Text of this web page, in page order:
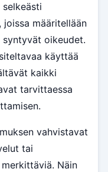
joissa määritellään
oikeudet.
käyttää
kaikki
tarvittaessa
vahvistavat
tai
Näin